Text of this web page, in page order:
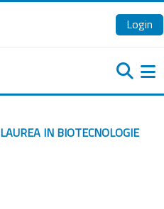
Login
LAUREA IN BIOTECNOLOGIE